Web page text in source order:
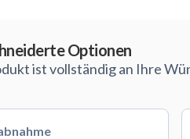
Optionen
ist vollständig an Ihre